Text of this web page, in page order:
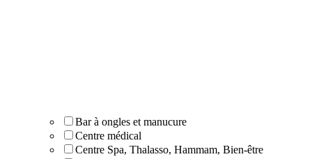
Bar à ongles et manucure
Centre médical
Centre Spa, Thalasso, Hammam, Bien-être